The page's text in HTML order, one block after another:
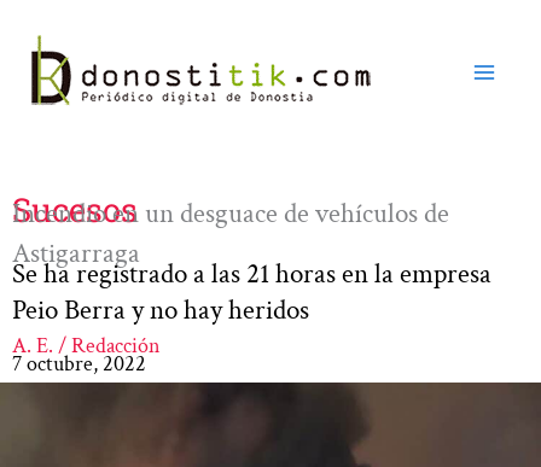
contenido
Sucesos
Incendio en un desguace de vehículos de
Astigarraga
Se ha registrado a las 21 horas en la empresa
Peio Berra y no hay heridos
A. E. / Redacción
7 octubre, 2022